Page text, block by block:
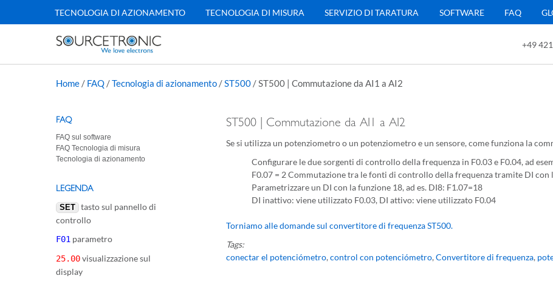
TECNOLOGIA DI AZIONAMENTO TECNOLOGIA DI MISURA SERVIZIO DI TARATURA SOFTWARE FAQ
+49
Home / FAQ /Tecnologia di azionamento /ST500 /ST500 | Commutazione da AI1 a AI2
ST500 | Commutazione da AI1 a AI2
Se si utilizza un potenziometro o un potenziometro e un sensore, come funziona la
Configurare le due sorgenti di controllo della frequenza in F0.03 e F0.04, ad
F0.07 = 2 Commutazione tra le fonti di controllo della frequenza tramite DI con
Parametrizzare un DI con la funzione 18, ad es. DI8: F1.07=18
DI inattivo: viene utilizzato F0.03, DI attivo: viene utilizzato F0.04
Torniamo alle domande sul convertitore di frequenza ST500.
Tags:
conectar el potenciómetro,control con potenciómetro,Convertitore di frequenza,
FAQ
FAQ sul software
FAQ Tecnologia di misura
Tecnologia di azionamento
LEGENDA
SET
tasto sul pannello di
controllo
F01 parametro
25.00visualizzazione sul
display